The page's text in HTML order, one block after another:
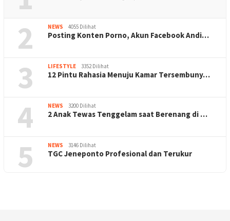
2 NEWS 4055 Dilihat
Posting Konten Porno, Akun Facebook Andi…
3 LIFESTYLE 3352 Dilihat
12 Pintu Rahasia Menuju Kamar Tersembuny…
4 NEWS 3200 Dilihat
2 Anak Tewas Tenggelam saat Berenang di …
5 NEWS 3146 Dilihat
TGC Jeneponto Profesional dan Terukur